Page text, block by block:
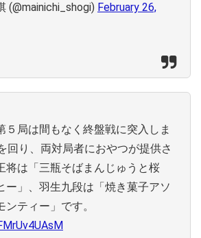
(@mainichi_shogi) February 26,
５局は間もなく終盤戦に突入しま
回り、両対局者におやつが提供さ
将は「三瓶そばまんじゅうと桜
」、羽生九段は「焼き菓子アソ
ティー」です。